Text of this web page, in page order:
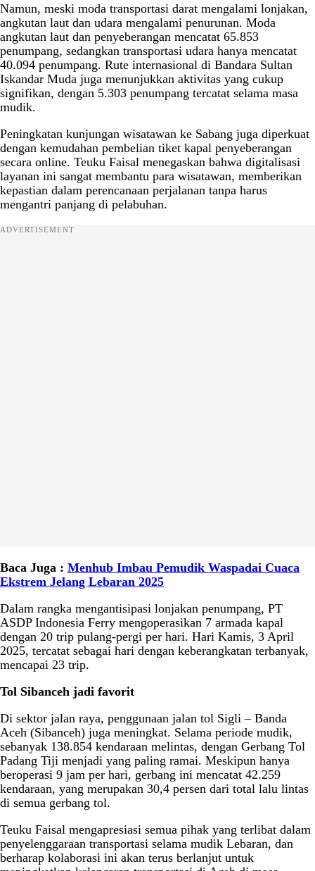
Namun, meski moda transportasi darat mengalami lonjakan,
angkutan laut dan udara mengalami penurunan. Moda
angkutan laut dan penyeberangan mencatat 65.853
penumpang, sedangkan transportasi udara hanya mencatat
40.094 penumpang. Rute internasional di Bandara Sultan
Iskandar Muda juga menunjukkan aktivitas yang cukup
signifikan, dengan 5.303 penumpang tercatat selama masa
mudik.
Peningkatan kunjungan wisatawan ke Sabang juga diperkuat
dengan kemudahan pembelian tiket kapal penyeberangan
secara online. Teuku Faisal menegaskan bahwa digitalisasi
layanan ini sangat membantu para wisatawan, memberikan
kepastian dalam perencanaan perjalanan tanpa harus
mengantri panjang di pelabuhan.
ADVERTISEMENT
Baca Juga : Menhub Imbau Pemudik Waspadai Cuaca
Ekstrem Jelang Lebaran 2025
Dalam rangka mengantisipasi lonjakan penumpang, PT
ASDP Indonesia Ferry mengoperasikan 7 armada kapal
dengan 20 trip pulang-pergi per hari. Hari Kamis, 3 April
2025, tercatat sebagai hari dengan keberangkatan terbanyak,
mencapai 23 trip.
Tol Sibanceh jadi favorit
Di sektor jalan raya, penggunaan jalan tol Sigli – Banda
Aceh (Sibanceh) juga meningkat. Selama periode mudik,
sebanyak 138.854 kendaraan melintas, dengan Gerbang Tol
Padang Tiji menjadi yang paling ramai. Meskipun hanya
beroperasi 9 jam per hari, gerbang ini mencatat 42.259
kendaraan, yang merupakan 30,4 persen dari total lalu lintas
di semua gerbang tol.
Teuku Faisal mengapresiasi semua pihak yang terlibat dalam
penyelenggaraan transportasi selama mudik Lebaran, dan
berharap kolaborasi ini akan terus berlanjut untuk